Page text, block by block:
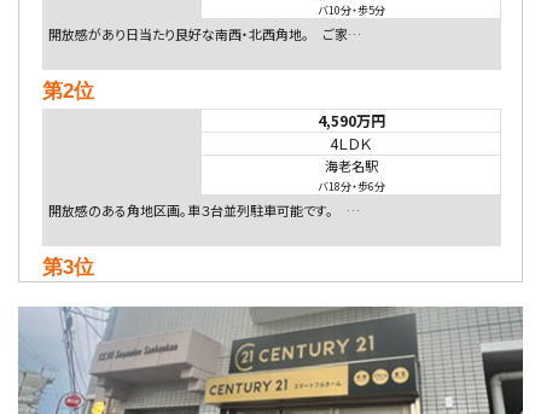
バ10分・歩5分
開放感があり日当たり良好な南西・北西角地。 ご家…
第2位
4,590万円
4ＬＤＫ
海老名駅
バ18分・歩6分
開放感のある角地区画。車３台並列駐車可能です。 …
第3位
4ＬＤＫ
淵野辺駅
歩17分
南側道路に面しており日当たり良好。 キッチンから…